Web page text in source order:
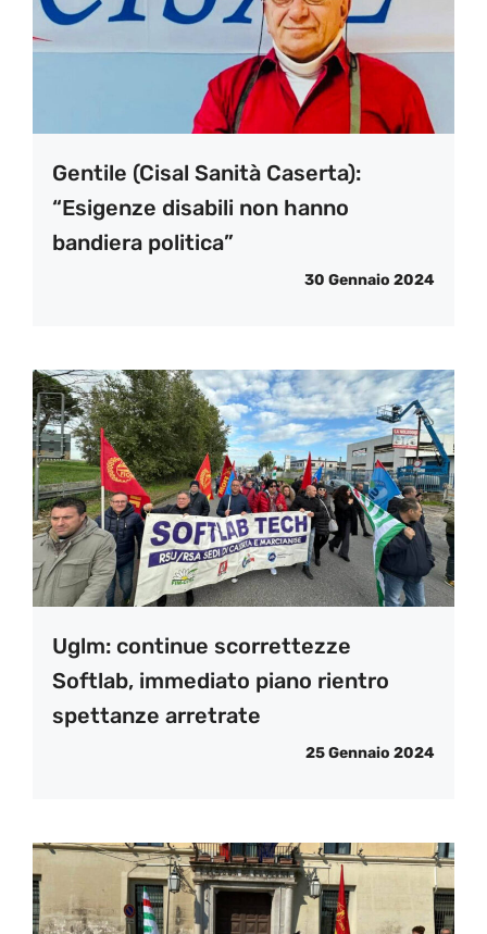
Gentile (Cisal Sanità Caserta):
“Esigenze disabili non hanno
bandiera politica”
30 Gennaio 2024
Uglm: continue scorrettezze
Softlab, immediato piano rientro
spettanze arretrate
25 Gennaio 2024